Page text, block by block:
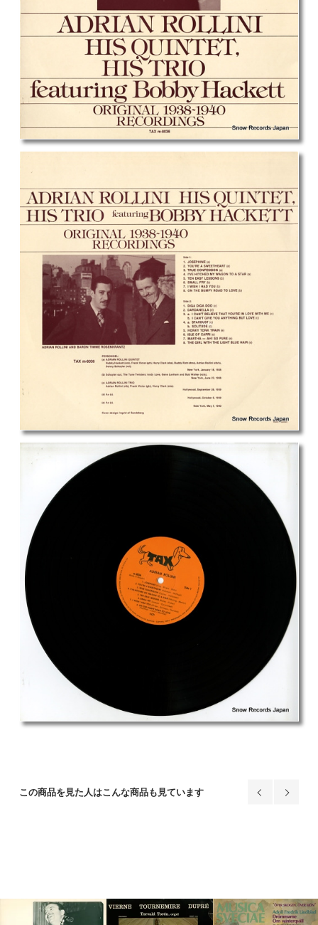
この商品を見た人はこんな商品も見ています